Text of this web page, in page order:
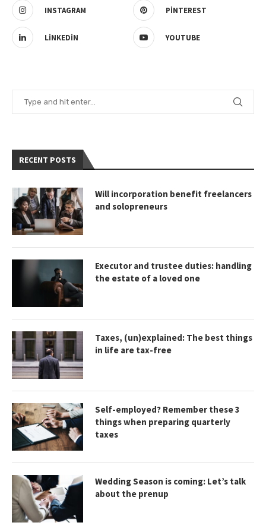
INSTAGRAM PINTEREST
LINKEDIN YOUTUBE
RECENT POSTS
Will incorporation benefit freelancers
and solopreneurs
Executor and trustee duties: handling
the estate of a loved one
Taxes, (un)explained: The best things
in life are tax-free
Self-employed? Remember these 3
things when preparing quarterly
taxes
Wedding Season is coming: Let’s talk
about the prenup